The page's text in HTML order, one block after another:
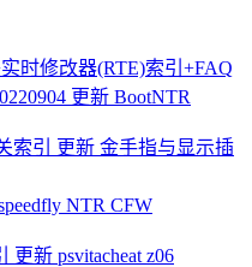
时修改器(RTE)索引+FAQ
更新 BootNTR
索引 更新 金手指与显示插
NTR CFW
新 psvitacheat z06